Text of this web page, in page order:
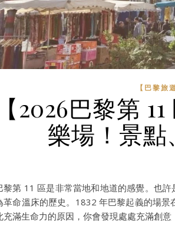
【巴黎旅
【2026巴黎第
樂場！景
黎第 11 區是非常當地和地道的感覺。也
革命溫床的歷史。1832 年巴黎起義的場景
充滿生命力的原因，你會發現處處充滿創意